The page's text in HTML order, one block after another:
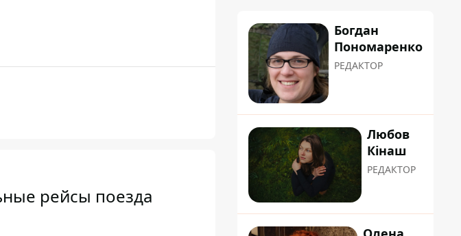
рейсы поезда
Богдан
Пономаренко
РЕДАКТОР
Любов
Кінаш
РЕДАКТОР